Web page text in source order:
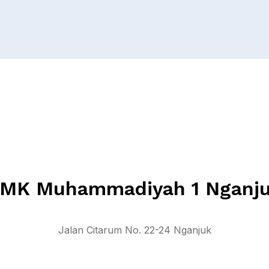
Muhammadiyah 1
Jalan Citarum No. 22-24 Nganjuk